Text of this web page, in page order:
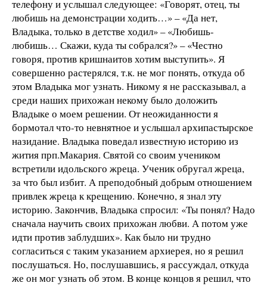
телефону и услышал следующее: «Говорят, отец, ты
любишь на демонстрации ходить…» – «Да нет,
Владыка, только в детстве ходил» – «Любишь-
любишь… Скажи, куда ты собрался?» – «Честно
говоря, против кришнаитов хотим выступить». Я
совершенно растерялся, т.к. не мог понять, откуда об
этом Владыка мог узнать. Никому я не рассказывал, а
среди наших прихожан некому было доложить
Владыке о моем решении. От неожиданности я
бормотал что-то невнятное и услышал архипастырское
назидание. Владыка поведал известную историю из
жития прп.Макария. Святой со своим учеником
встретили идольского жреца. Ученик обругал жреца,
за что был избит. А преподобный добрым отношением
привлек жреца к крещению. Конечно, я знал эту
историю. Закончив, Владыка спросил: «Ты понял? Надо
сначала научить своих прихожан любви. А потом уже
идти против заблудших». Как было ни трудно
согласиться с таким указанием архиерея, но я решил
послушаться. Но, послушавшись, я рассуждал, откуда
же он мог узнать об этом. В конце концов я решил, что